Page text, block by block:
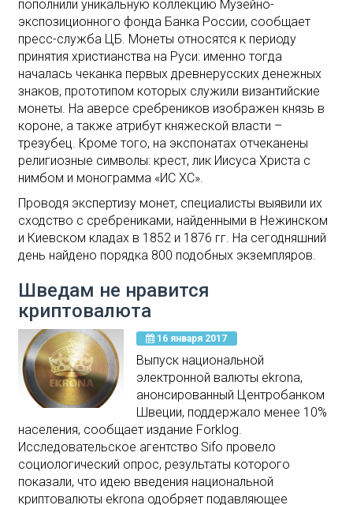
пополнили уникальную коллекцию Музейно-
экспозиционного фонда Банка России, сообщает
пресс-служба ЦБ. Монеты относятся к периоду
принятия христианства на Руси: именно тогда
началась чеканка первых древнерусских денежных
знаков, прототипом которых служили византийские
монеты. На аверсе сребреников изображен князь в
короне, а также атрибут княжеской власти –
трезубец. Кроме того, на экспонатах отчеканены
религиозные символы: крест, лик Иисуса Христа с
нимбом и монограмма «ИС ХС».
Проводя экспертизу монет, специалисты выявили их
сходство с сребрениками, найденными в Нежинском
и Киевском кладах в 1852 и 1876 гг. На сегодняшний
день найдено порядка 800 подобных экземпляров.
Шведам не нравится
криптовалюта
16 января 2017
Выпуск национальной
электронной валюты ekrona,
анонсированный Центробанком
Швеции, поддержало менее 10%
населения, сообщает издание Forklog.
Исследовательское агентство Sifo провело
социологический опрос, результаты которого
показали, что идею введения национальной
криптовалюты ekrona одобряет подавляющее